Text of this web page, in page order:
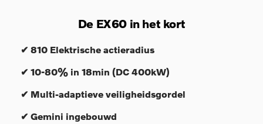
De EX60 in het kort
✔ 810 Elektrische actieradius
✔ 10-80% in 18min (DC 400kW)
✔ Multi-adaptieve veiligheidsgordel
✔ Gemini ingebouwd